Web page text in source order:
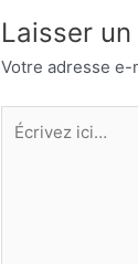
Laisser
Votre adresse e-
Écrivez
ici…